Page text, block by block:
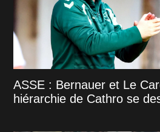
ASSE : Bernauer et Le
hiérarchie de Cathro se